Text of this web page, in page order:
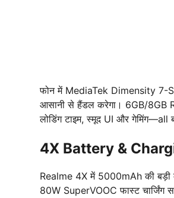
फोन में MediaTek Dimensity 7-
आसानी से हैंडल करेगा। 6GB/8GB
लोडिंग टाइम, स्मूद UI और गेमिंग—all
4X Battery &
Realme 4X में 5000mAh की बड़ी
80W SuperVOOC फास्ट चार्जिंग